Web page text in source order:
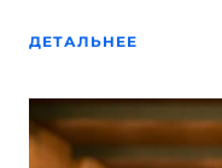
ДЕТАЛЬНЕЕ